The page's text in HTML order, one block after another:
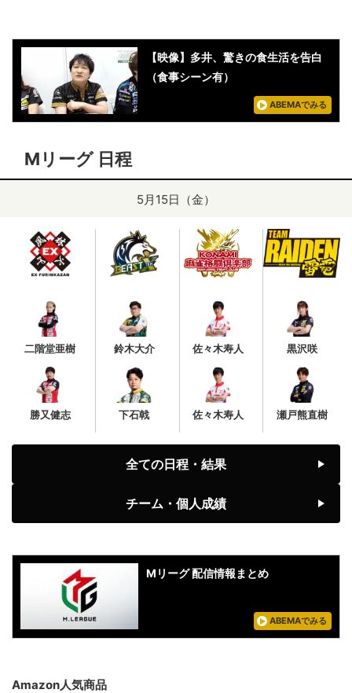
【映像】多井、驚きの食生活を告白
（食事シーン有）
ABEMAでみる
Mリーグ 日程
5月15日（金）
二階堂亜樹
勝又健志
鈴木大介
下石戟
佐々木寿人
佐々木寿人
黒沢咲
瀬戸熊直樹
全ての日程・結果
チーム・個人成績
Mリーグ 配信情報まとめ
ABEMAでみる
Amazon人気商品